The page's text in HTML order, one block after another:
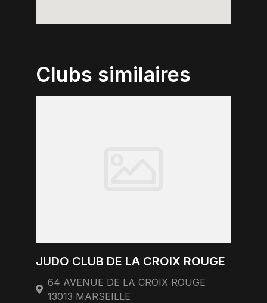
Clubs similaires
JUDO CLUB DE LA CROIX ROUGE
64 AVENUE DE LA CROIX ROUGE
13013 MARSEILLE